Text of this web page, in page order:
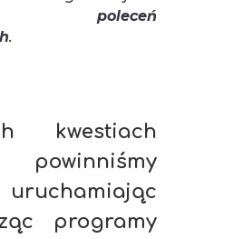
poleceń
.
kwestiach
powinniśmy
programy